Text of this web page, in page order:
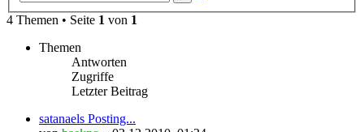
4 Themen • Seite 1 von 1
Themen
Antworten
Zugriffe
Letzter Beitrag
satanaels Posting...